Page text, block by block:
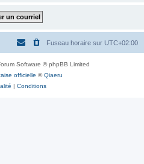
Fuseau horaire sur UTC+02:00
Software © phpBB Limited
officielle ©Qiaeru
| Conditions